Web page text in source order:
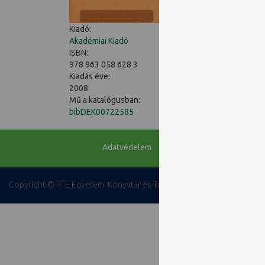
Kiadó:
Akadémiai Kiadó
ISBN:
978 963 058 628 3
Kiadás éve:
2008
Mű a katalógusban:
bibDEK00722585
Aronson - Kurt
azt bizonyítja, hogy
jelenséget
agresszió és az
teszi különösen
erőszak fokozódása,
Adatvédelem
Copyright © PTE Egyetemi Könyvtár és Tudásközpont 2018.